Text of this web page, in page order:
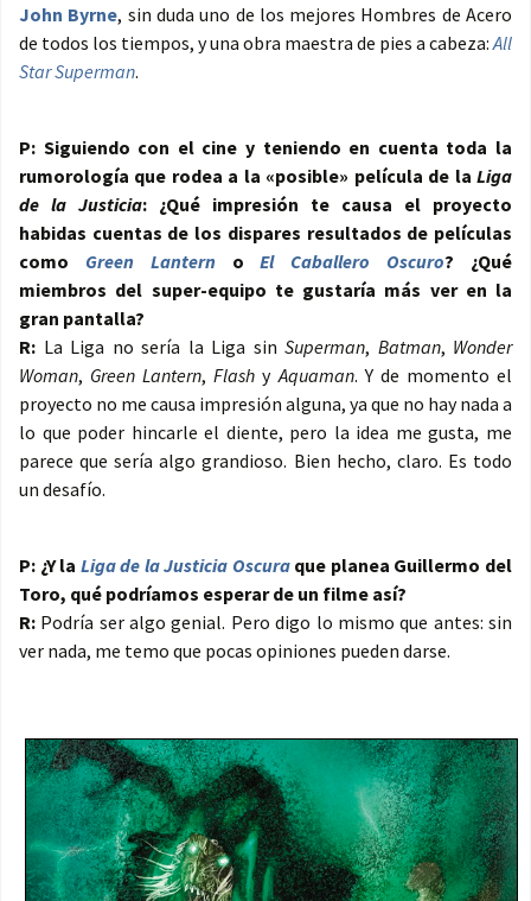
John Byrne, sin duda uno de los mejores Hombres de Acero
de todos los tiempos, y una obra maestra de pies a cabeza:All
Star Superman.
P: Siguiendo con el cine y teniendo en cuenta toda la
rumorología que rodea a la «posible» película de la Liga
de la Justicia: ¿Qué impresión te causa el proyecto
habidas cuentas de los dispares resultados de películas
como Green Lantern oEl Caballero Oscuro? ¿Qué
miembros del super-equipo te gustaría más ver en la
gran pantalla?
R: La Liga no sería la Liga sin Superman, Batman, Wonder
Woman, Green Lantern,Flash yAquaman. Y de momento el
proyecto no me causa impresión alguna, ya que no hay nada a
lo que poder hincarle el diente, pero la idea me gusta, me
parece que sería algo grandioso. Bien hecho, claro. Es todo
un desafío.
P: ¿Y la Liga de la Justicia Oscuraque planea Guillermo del
Toro, qué podríamos esperar de un filme así?
R: Podría ser algo genial. Pero digo lo mismo que antes: sin
ver nada, me temo que pocas opiniones pueden darse.